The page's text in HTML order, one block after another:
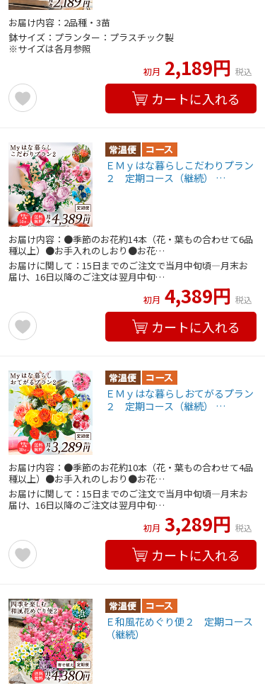
お届け内容：2品種・3苗
鉢サイズ：プランター：プラスチック製
※サイズは各月参照
初月 2,189円 税込
カートに入れる
ＥＭｙはな暮らしこだわりプラン
２ 定期コース（継続） …
お届け内容：●季節のお花約14本（花・葉もの合わせて6品
種以上）●お手入れのしおり●お花…
お届けに関して：15日までのご注文で当月中旬頃―月末お
届け、16日以降のご注文は翌月中旬…
初月 4,389円 税込
カートに入れる
ＥＭｙはな暮らしおてがるプラン
２ 定期コース（継続） …
お届け内容：●季節のお花約10本（花・葉もの合わせて4品
種以上）●お手入れのしおり●お花…
お届けに関して：15日までのご注文で当月中旬頃―月末お
届け、16日以降のご注文は翌月中旬…
初月 3,289円 税込
カートに入れる
Ｅ和風花めぐり便２ 定期コース
（継続）